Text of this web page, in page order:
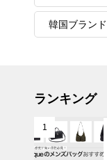
韓国ブランド
ランキング
1